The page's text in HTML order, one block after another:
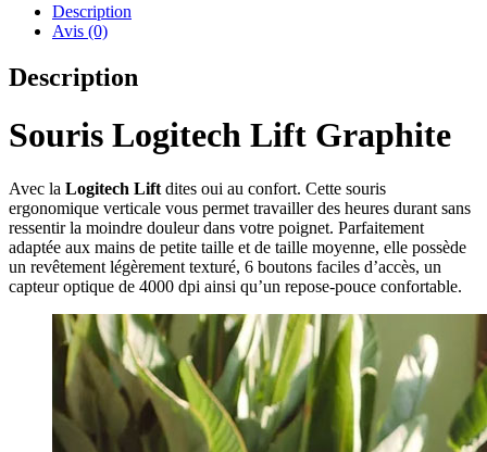
Description
Avis (0)
Description
Souris Logitech Lift Graphite
Avec la Logitech Lift dites oui au confort. Cette souris
ergonomique verticale vous permet travailler des heures durant sans
ressentir la moindre douleur dans votre poignet. Parfaitement
adaptée aux mains de petite taille et de taille moyenne, elle possède
un revêtement légèrement texturé, 6 boutons faciles d’accès, un
capteur optique de 4000 dpi ainsi qu’un repose-pouce confortable.